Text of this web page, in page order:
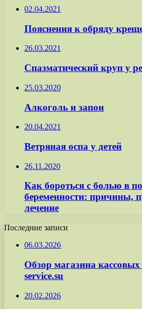
02.04.2021
Пояснения к обряду
26.03.2021
Спазматический круп у
25.03.2020
Алкоголь и запои
20.04.2021
Ветряная оспа у детей
26.11.2020
Как бороться с болью в
беременности: причины,
лечение
Последние записи
06.03.2026
Обзор магазина
service.su
20.02.2026